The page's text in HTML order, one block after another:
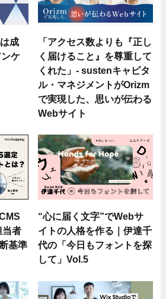
成
ケ
「アクセス数よりも『正し
く届けること』を尊重して
くれた」- sustenキャピタ
ル・マネジメントがOrizm
で実現した、思いが伝わる
Webサイト
当者
基準
“心に届く文字”でWebサ
イトの人格を作る｜伊達千
代の「今日もフォントを探
して」Vol.5